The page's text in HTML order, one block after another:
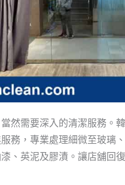
然需要深入的清潔服務。
務，專業處理細微至玻璃
、英泥及膠漬。讓店舖回